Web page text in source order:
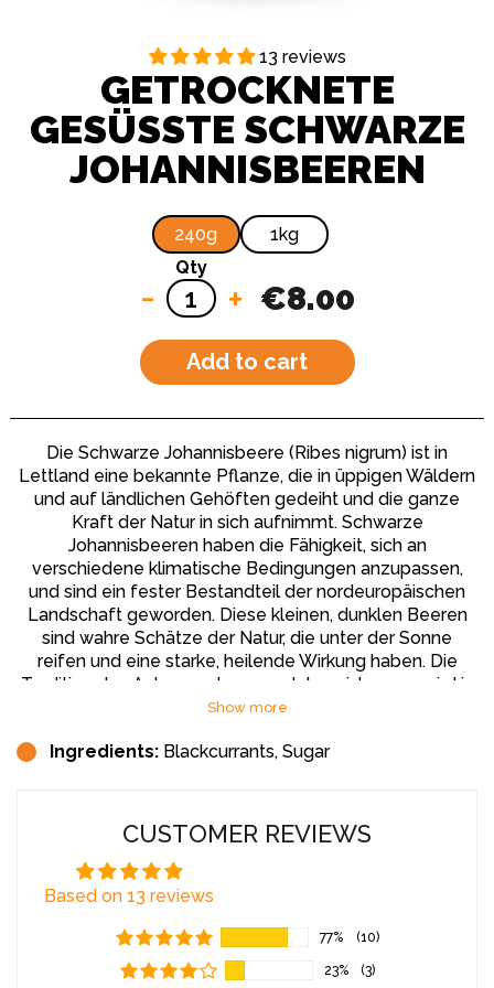
13 reviews
GETROCKNETE
GESÜSSTE SCHWARZE J
OHANNISBEEREN
240g 1kg
€8.00
Qty
- +
Add to cart
Die Schwarze Johannisbeere (Ribes nigrum) ist in
Lettland eine bekannte Pflanze, die in üppigen Wäldern
und auf ländlichen Gehöften gedeiht und die ganze
Kraft der Natur in sich aufnimmt. Schwarze
Johannisbeeren haben die Fähigkeit, sich an
verschiedene klimatische Bedingungen anzupassen,
und sind ein fester Bestandteil der nordeuropäischen
Landschaft geworden. Diese kleinen, dunklen Beeren
sind wahre Schätze der Natur, die unter der Sonne
reifen und eine starke, heilende Wirkung haben. Die
Tradition des Anbaus schwarzer Johannisbeeren wird in
unserer Familie seit Generationen weitergegeben, und
Früchte anbieten zu können, wobei alle natürlichen
Gesundheitliche Vorteile:
Schwarze Johannisbeeren sind ein echtes Superfood,
reich an Vitamin C. Um die empfohlene Tagesdosis an
Vitamin C (ca. 90 mg) zu erreichen, reicht es aus, etwa
10-15 Gramm getrocknete, gesüßte schwarze
Johannisbeeren zu verzehren. Sie enthalten auch die
Show more
Ingredients: Blackcurrants, Sugar
CUSTOMER REVIEWS
Based on 13 reviews
77% (10)
23% (3)